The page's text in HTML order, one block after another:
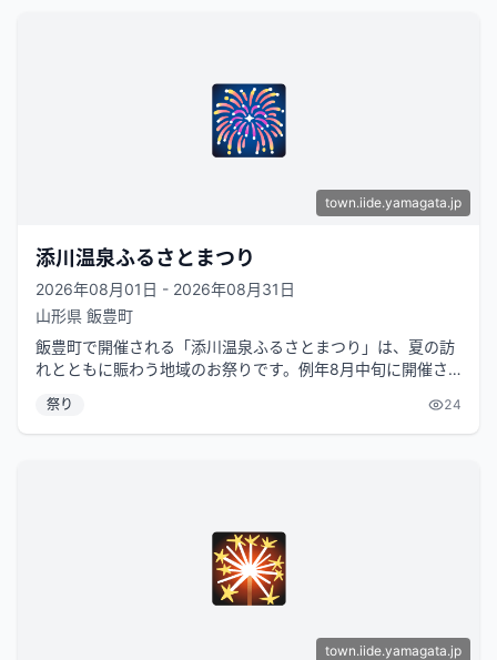
🎆
town.iide.yamagata.jp
添川温泉ふるさとまつり
2026年08月01日 - 2026年08月31日
山形県 飯豊町
飯豊町で開催される「添川温泉ふるさとまつり」は、夏の訪
れとともに賑わう地域のお祭りです。例年8月中旬に開催さ
祭り 24
🎇
town.iide.yamagata.jp